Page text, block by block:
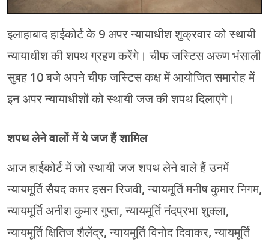
इलाहाबाद हाईकोर्ट के 9 अपर न्यायाधीश शुक्रवार को स्थायी
न्यायाधीश की शपथ ग्रहण करेंगे। चीफ जस्टिस अरुण भंसाली
सुबह 10 बजे अपने चीफ जस्टिस कक्ष में आयोजित समारोह में
इन अपर न्यायाधीशों को स्थायी जज की शपथ दिलाएंगे।
शपथ लेने वालों में ये जज हैं शामिल
आज हाईकोर्ट में जो स्थायी जज शपथ लेने वाले हैं उनमें
न्यायमूर्ति सैयद कमर हसन रिजवी, न्यायमूर्ति मनीष कुमार निगम,
न्यायमूर्ति अनीश कुमार गुप्ता, न्यायमूर्ति नंदप्रभा शुक्ला,
न्यायमूर्ति क्षितिज शैलेंद्र, न्यायमूर्ति विनोद दिवाकर, न्यायमूर्ति